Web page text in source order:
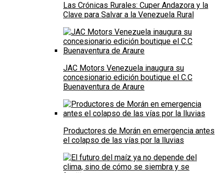
Las Crónicas Rurales: Cuper Andazora y la
Clave para Salvar a la Venezuela Rural
JAC Motors Venezuela inaugura su
concesionario edición boutique el C.C
Buenaventura de Araure
Productores de Morán en emergencia antes
el colapso de las vías por la lluvias